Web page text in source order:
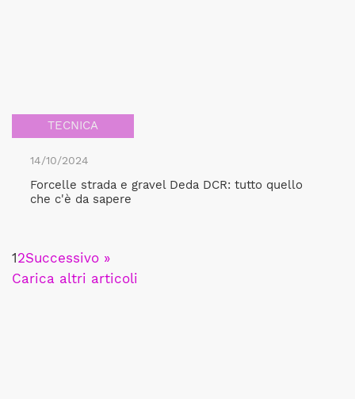
TECNICA
14/10/2024
Forcelle strada e gravel Deda DCR: tutto quello
che c'è da sapere
12Successivo »
Carica altri articoli